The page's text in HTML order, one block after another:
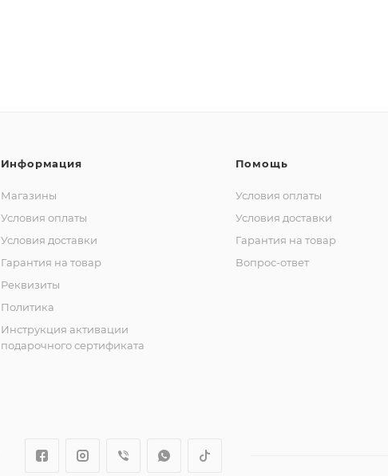
Информация
Магазины
Условия оплаты
Условия доставки
Гарантия на товар
Реквизиты
Политика
Инструкция активации
подарочного сертификата
Помощь
Условия оплаты
Условия доставки
Гарантия на товар
Вопрос-ответ